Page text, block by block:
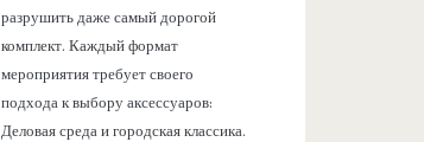
разрушить даже самый дорогой
комплект. Каждый формат
мероприятия требует своего
подхода к выбору аксессуаров:
Деловая среда и городская классика.